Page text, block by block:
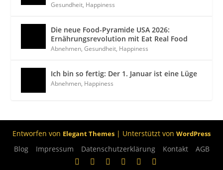
Gesundheit, Happiness
Die neue Food-Pyramide USA 2026:
Ernährungsrevolution mit Eat Real Food
Abnehmen,Gesundheit, Happiness
Ich bin so fertig: Der 1. Januar ist eine Lüge
Abnehmen, Happiness
Entworfen von Elegant Themes | Unterstützt von WordPress
Blog Impressum Datenschutzerklärung Kontakt AGB